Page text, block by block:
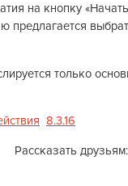
на кнопку
предлагается
только
8.3.16
Рассказать друзьям: